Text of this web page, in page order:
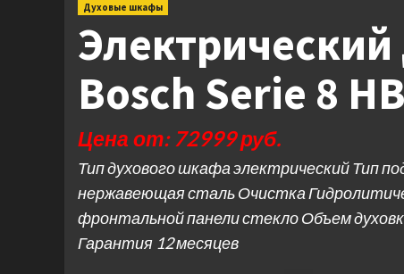
Духовые шкафы
Bosch Serie 8
Цена от: 72999 руб.
Тип духового шкафа электрический Тип
нержавеющая сталь Очистка
фронтальной панели стекло Объем
Гарантия 12 месяцев